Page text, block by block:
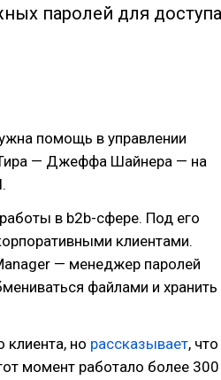
паролей для доступа
помощь в управлении
Тира — Джеффа Шайнера — на
в b2b-сфере. Под его
клиентами.
— менеджер паролей
файлами и хранить
клиента, но рассказывает, что
момент работало более 300